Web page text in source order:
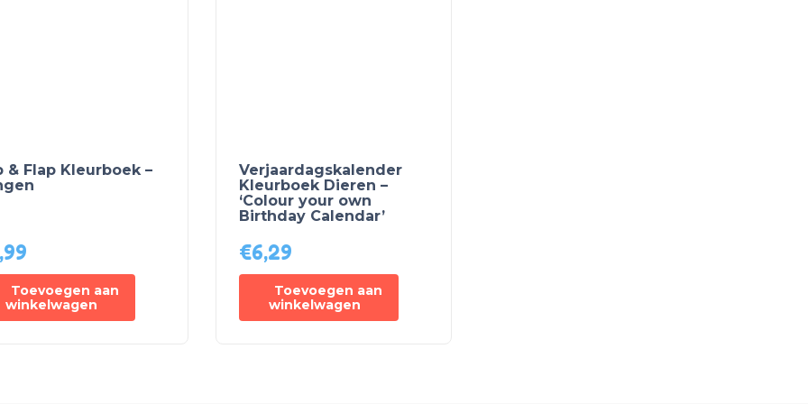
& Flap Kleurboek –
Toevoegen aan
winkelwagen
Verjaardagskalender
Kleurboek Dieren –
‘Colour your own
Birthday Calendar’
€6,29
Toevoegen aan
winkelwagen